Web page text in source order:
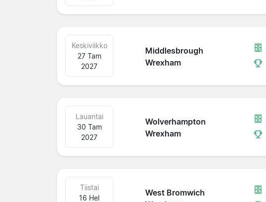
Middlesbrough
Wrexham
Keskiviikko
27 Tam
2027
Wolverhampton
Wrexham
Lauantai
30 Tam
2027
West Bromwich
Tiistai
16 Hel